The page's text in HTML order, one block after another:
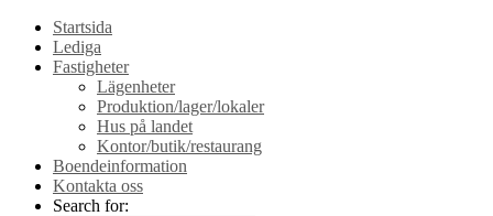
Startsida
Lediga
Fastigheter
Lägenheter
Produktion/lager/lokaler
Hus på landet
Kontor/butik/restaurang
Boendeinformation
Kontakta oss
Search for: